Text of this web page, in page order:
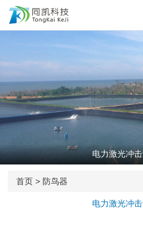
驱鸟器产品中
工厂参观
同凯优势
ISO资质
电力激光冲
首页> 防鸟器
电力激光冲